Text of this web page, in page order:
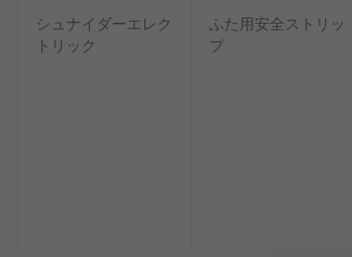
シュナイダーエレク
トリック
ふた用安全ストリッ
プ